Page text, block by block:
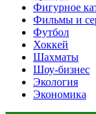
Фигурное
Фильмы и
Футбол
Хоккей
Шахматы
Шоу-бизнес
Экология
Экономика